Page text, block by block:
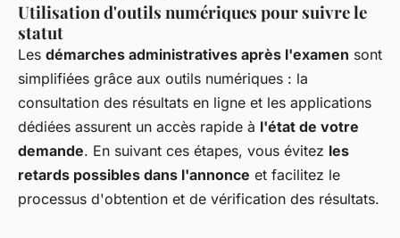
Utilisation d'outils numériques pour suivre le
statut
Les démarches administratives après l'examen sont
simplifiées grâce aux outils numériques : la
consultation des résultats en ligne et les applications
dédiées assurent un accès rapide à l'état de votre
demande. En suivant ces étapes, vous évitez les
retards possibles dans l'annonce et facilitez le
processus d'obtention et de vérification des résultats.